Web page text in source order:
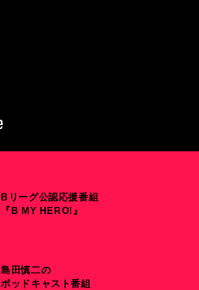
Bリーグ公認応援番組
『B MY HERO!』
島田慎二の
ポッドキャスト番組